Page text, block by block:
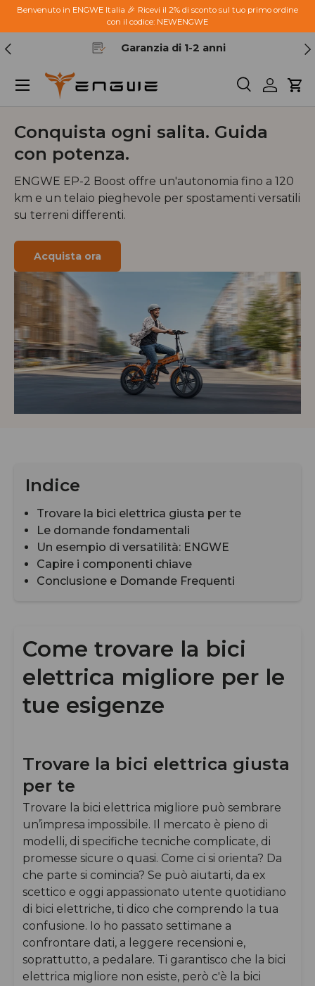
Passa ai contenuti
Benvenuto in ENGWE Italia 🎉 Ricevi il 2% di sconto sul tuo primo ordine
con il codice: NEWENGWE
Indietro Garanzia di 1-2 anni
CercaAccedi
Menu
Conquista ogni salita. Guida
con potenza.
ENGWE EP-2 Boost offre un'autonomia fino a 120
km e un telaio pieghevole per spostamenti versatili
su terreni differenti.
Acquista ora
Indice
Trovare la bici elettrica giusta per te
Le domande fondamentali
Un esempio di versatilità: ENGWE
Capire i componenti chiave
Conclusione e Domande Frequenti
Come trovare la bici
elettrica migliore per le
tue esigenze
Trovare la bici elettrica giusta
per te
Trovare la bici elettrica migliore può sembrare
un’impresa impossibile. Il mercato è pieno di
modelli, di specifiche tecniche complicate, di
promesse sicure o quasi. Come ci si orienta? Da
che parte si comincia? Se può aiutarti, da ex
scettico e oggi appassionato utente quotidiano
di bici elettriche, ti dico che comprendo la tua
confusione. Io ho passato settimane a
confrontare dati, a leggere recensioni e,
soprattutto, a pedalare. Ti garantisco che la bici
elettrica migliore non esiste, però c'è la bici